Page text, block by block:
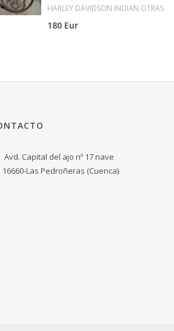
HARLEY DAVIDSON INDIAN OTRAS
180 Eur
Avd. Capital del ajo nº 17 nave
16660-Las Pedroñeras (Cuenca)